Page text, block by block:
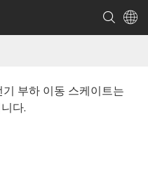
부하 이동 스케이트는
다.